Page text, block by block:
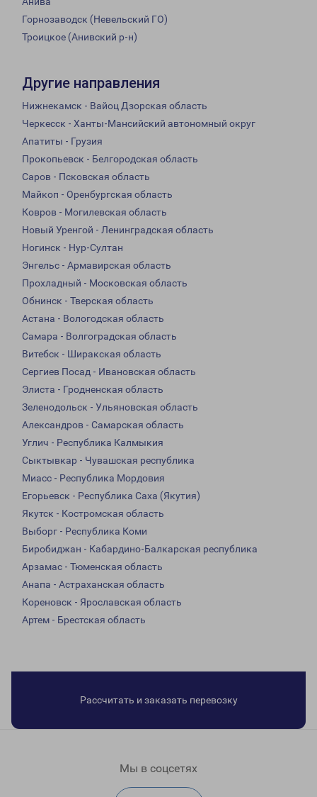
Горнозаводск (Невельский ГО)
Троицкое (Анивский р-н)
Другие направления
Нижнекамск - Вайоц Дзорская область
Черкесск - Ханты-Мансийский автономный округ
Апатиты - Грузия
Прокопьевск - Белгородская область
Саров - Псковская область
Майкоп - Оренбургская область
Ковров - Могилевская область
Новый Уренгой - Ленинградская область
Ногинск - Нур-Султан
Энгельс - Армавирская область
Прохладный - Московская область
Обнинск - Тверская область
Астана - Вологодская область
Самара - Волгоградская область
Витебск - Ширакская область
Сергиев Посад - Ивановская область
Элиста - Гродненская область
Зеленодольск - Ульяновская область
Александров - Самарская область
Углич - Республика Калмыкия
Сыктывкар - Чувашская республика
Миасс - Республика Мордовия
Егорьевск - Республика Саха (Якутия)
Якутск - Костромская область
Выборг - Республика Коми
Биробиджан - Кабардино-Балкарская республика
Арзамас - Тюменская область
Анапа - Астраханская область
Кореновск - Ярославская область
Артем - Брестская область
Рассчитать и заказать перевозку
Мы в соцсетях